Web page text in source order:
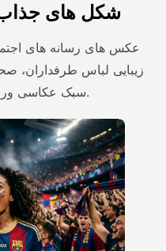
شکل های جذاب
عکس های رسانه های
زیبایی لباس طرفداران،
سبک عکاسی ورزشی مدرن ایجاد کنید.